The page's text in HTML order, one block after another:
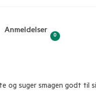
Anmeldelser
0
og suger smagen godt til